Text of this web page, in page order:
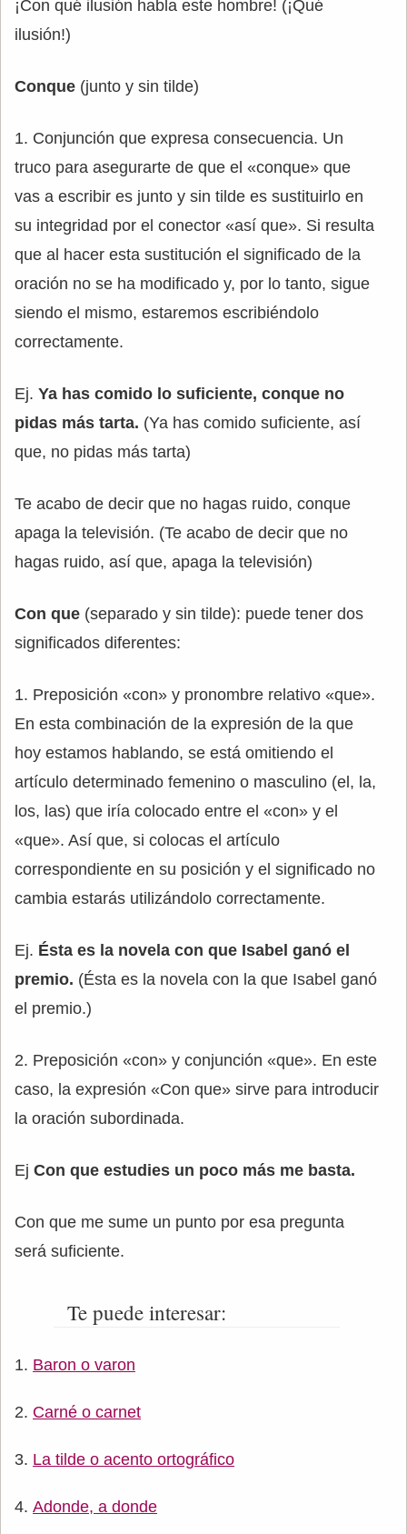
¡Con qué ilusión habla este hombre! (¡Qué
ilusión!)
Conque (junto y sin tilde)
1. Conjunción que expresa consecuencia. Un
truco para asegurarte de que el «conque» que
vas a escribir es junto y sin tilde es sustituirlo en
su integridad por el conector «así que». Si resulta
que al hacer esta sustitución el significado de la
oración no se ha modificado y, por lo tanto, sigue
siendo el mismo, estaremos escribiéndolo
correctamente.
Ej. Ya has comido lo suficiente, conque no
pidas más tarta. (Ya has comido suficiente, así
que, no pidas más tarta)
Te acabo de decir que no hagas ruido, conque
apaga la televisión. (Te acabo de decir que no
hagas ruido, así que, apaga la televisión)
Con que (separado y sin tilde): puede tener dos
significados diferentes:
1. Preposición «con» y pronombre relativo «que».
En esta combinación de la expresión de la que
hoy estamos hablando, se está omitiendo el
artículo determinado femenino o masculino (el, la,
los, las) que iría colocado entre el «con» y el
«que». Así que, si colocas el artículo
correspondiente en su posición y el significado no
cambia estarás utilizándolo correctamente.
Ej. Ésta es la novela con que Isabel ganó el
premio. (Ésta es la novela con la que Isabel ganó
el premio.)
2. Preposición «con» y conjunción «que». En este
caso, la expresión «Con que» sirve para introducir
la oración subordinada.
Ej Con que estudies un poco más me basta.
Con que me sume un punto por esa pregunta
será suficiente.
Te puede interesar:
Baron o varon
Carné o carnet
La tilde o acento ortográfico
Adonde, a donde